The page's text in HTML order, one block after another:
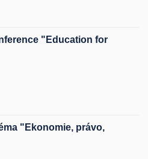
"Education for
"Ekonomie, právo,